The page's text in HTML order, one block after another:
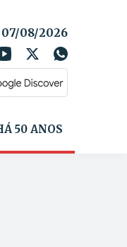
07/08/2026
50 ANOS